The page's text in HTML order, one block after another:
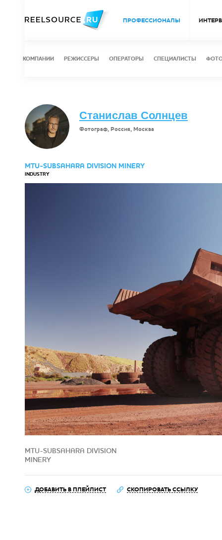
ПРОФЕССИОНАЛЫ
КОМПАНИИ РЕЖИССЕРЫ ОПЕРАТОРЫ СПЕЦИАЛИСТЫ
Станислав Солнцев
Фотограф, Россия, Москва
MTU-SUBSAHARA DIVISION MINERY
INDUSTRY
MTU-SUBSAHARA DIVISION
MINERY
ДОБАВИТЬ В ПЛЕЙЛИСТ СКОПИРОВАТЬ ССЫЛКУ